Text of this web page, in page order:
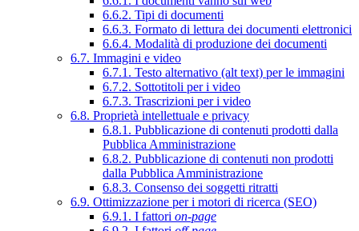
6.6.2. Tipi di documenti
6.6.3. Formato di lettura dei documenti elettronici
6.6.4. Modalità di produzione dei documenti
6.7. Immagini e video
6.7.1. Testo alternativo (alt text) per le immagini
6.7.2. Sottotitoli per i video
6.7.3. Trascrizioni per i video
6.8. Proprietà intellettuale e privacy
6.8.1. Pubblicazione di contenuti prodotti dalla
Pubblica Amministrazione
6.8.2. Pubblicazione di contenuti non prodotti
dalla Pubblica Amministrazione
6.8.3. Consenso dei soggetti ritratti
6.9. Ottimizzazione per i motori di ricerca (SEO)
6.9.1. I fattori on-page